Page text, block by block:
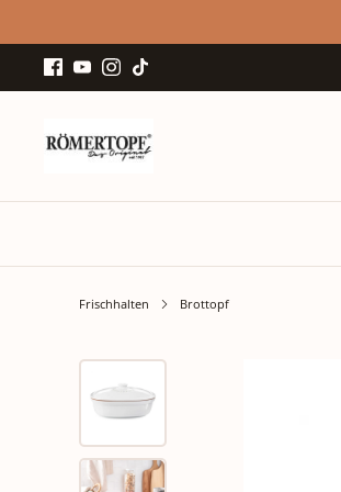
Frischhalten Brottopf